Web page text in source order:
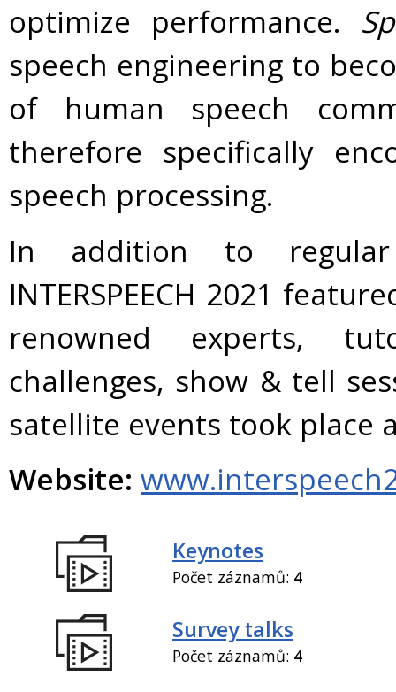
optimize performance.
speech engineering to
of human speech
therefore specifically
speech processing.
In addition to
INTERSPEECH 2021
renowned experts,
challenges, show & tell
satellite events took place
Website:
Keynotes
Počet záznamů: 4
Survey talks
Počet záznamů: 4